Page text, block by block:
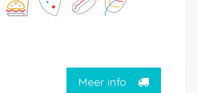
Meer info